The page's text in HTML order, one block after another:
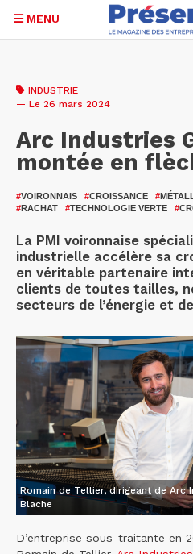
contenu
MENU
INDUSTRIE
— Le 26 mars 2024
Arc Industries
montée en
#VOIRONNAIS #CROISSANCE #
#RACHAT #TECHNOLOGIE VERTE #
La PMI voironnaise
industrielle accélère sa
en véritable partenaire
clients de toutes tailles,
secteurs de l’énergie et
Romain de Tellier, dirigeant de Arc
Blache
D’entreprise sous-traitante en